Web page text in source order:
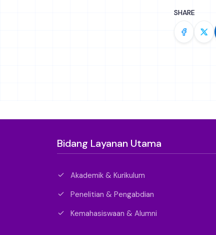
SHARE
Bidang Layanan Utama
Akademik & Kurikulum
Penelitian & Pengabdian
Kemahasiswaan & Alumni